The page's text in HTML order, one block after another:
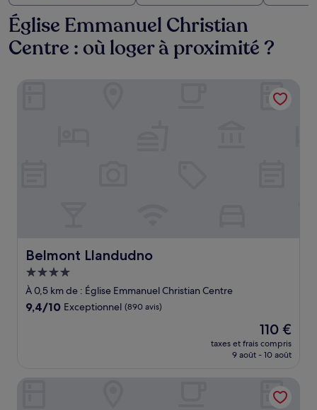
Église Emmanuel Christian
Centre : où loger à proximité ?
Belmont Llandudno
Belmont Llandudno
Hébergement
4.0 étoiles
À 0,5 km de : Église Emmanuel Christian Centre
9.4
9,4/10 Exceptionnel (890 avis)
Le
nouveau
prix
de
110 €
110 €
taxes et frais compris
9 août - 10 août